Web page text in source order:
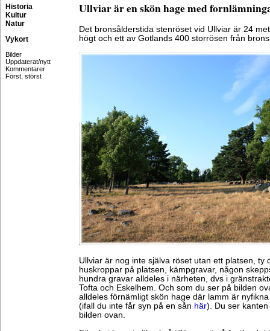
Historia
Kultur
Natur
Vykort
Bilder
Uppdaterat/nytt
Kommentarer
Först, störst
Ullviar är en skön hage med
Det bronsålderstida stenröset vid Ullviar är 24
högt och ett av Gotlands 400 storrösen från
Ullviar är nog inte själva röset utan ett platsen, ty
huskroppar på platsen, kämpgravar, någon
hundra gravar alldeles i närheten, dvs i
Tofta och Eskelhem. Och som du ser på bilden
alldeles förnämligt skön hage där lamm är
(ifall du inte får syn på en sån här). Du ser
bilden ovan.